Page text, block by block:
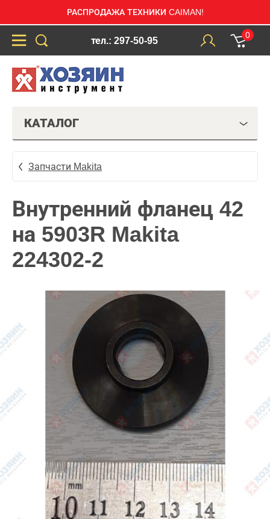
РАСПРОДАЖА ТЕХНИКИ CAIMAN!
тел.: 297-50-95
0
КАТАЛОГ
Запчасти Makita
Внутренний фланец 42
на 5903R Makita
224302-2